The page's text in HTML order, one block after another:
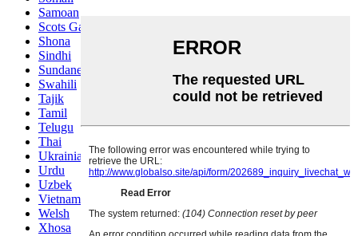
Samoan
Scots Gaelic
Shona
Sindhi
Sundanese
Swahili
Tajik
Tamil
Telugu
Thai
Ukrainian
Urdu
Uzbek
Vietnamese
Welsh
Xhosa